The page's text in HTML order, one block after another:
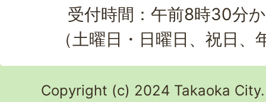
受付時間：午前8時30分
（土曜日・日曜日、祝日
Copyright (c) 2024 Takaoka